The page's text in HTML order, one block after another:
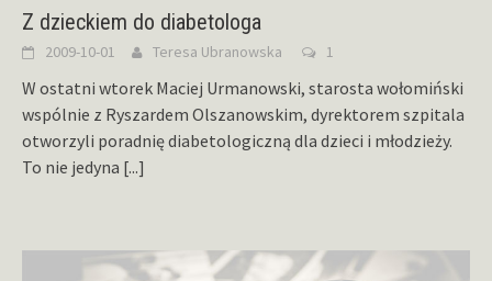
Z dzieckiem do diabetologa
2009-10-01 Teresa Ubranowska 1
W ostatni wtorek Maciej Urmanowski, starosta wołomiński
wspólnie z Ryszardem Olszanowskim, dyrektorem szpitala
otworzyli poradnię diabetologiczną dla dzieci i młodzieży.
To nie jedyna [...]